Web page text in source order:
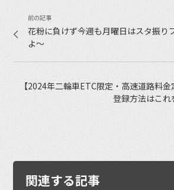
花粉に負けず今週も月曜日はスタ振り
よ～
【2024年二輪車ETC限定・高速道路料
登録方法はこれ
関連する記事